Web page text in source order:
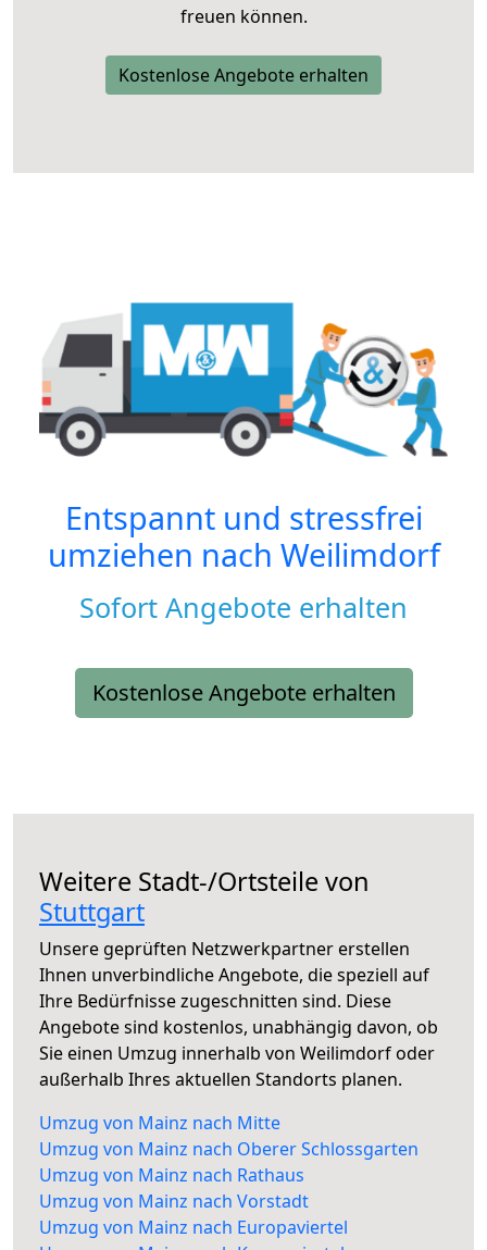
freuen können.
Kostenlose Angebote erhalten
Entspannt und stressfrei
umziehen nach Weilimdorf
Sofort Angebote erhalten
Kostenlose Angebote erhalten
Weitere Stadt-/Ortsteile von
Stuttgart
Unsere geprüften Netzwerkpartner erstellen
Ihnen unverbindliche Angebote, die speziell auf
Ihre Bedürfnisse zugeschnitten sind. Diese
Angebote sind kostenlos, unabhängig davon, ob
Sie einen Umzug innerhalb von Weilimdorf oder
außerhalb Ihres aktuellen Standorts planen.
Umzug von Mainz nach Mitte
Umzug von Mainz nach Oberer Schlossgarten
Umzug von Mainz nach Rathaus
Umzug von Mainz nach Vorstadt
Umzug von Mainz nach Europaviertel